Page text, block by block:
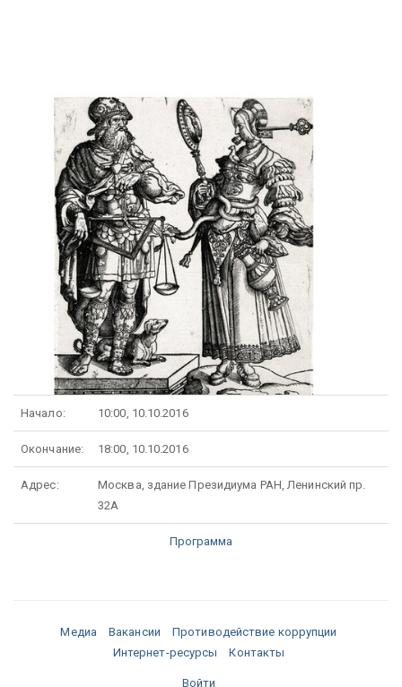
Начало: 10:00, 10.10.2016
Окончание: 18:00, 10.10.2016
Адрес:
Москва, здание Президиума РАН, Ленинский пр.
32А
Программа
Медиа Вакансии
Противодействие коррупции
Интернет-ресурсы
Контакты
Войти